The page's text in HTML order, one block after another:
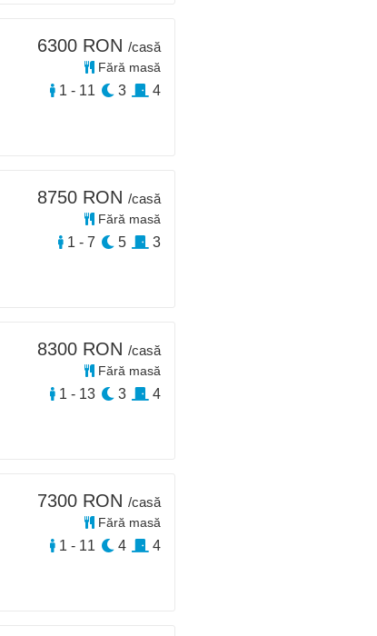
6300 RON /casă
Fără masă
1 - 11 3 4
8750 RON /casă
Fără masă
1 - 7 5 3
8300 RON /casă
Fără masă
1 - 13 3 4
7300 RON /casă
Fără masă
1 - 11 4 4